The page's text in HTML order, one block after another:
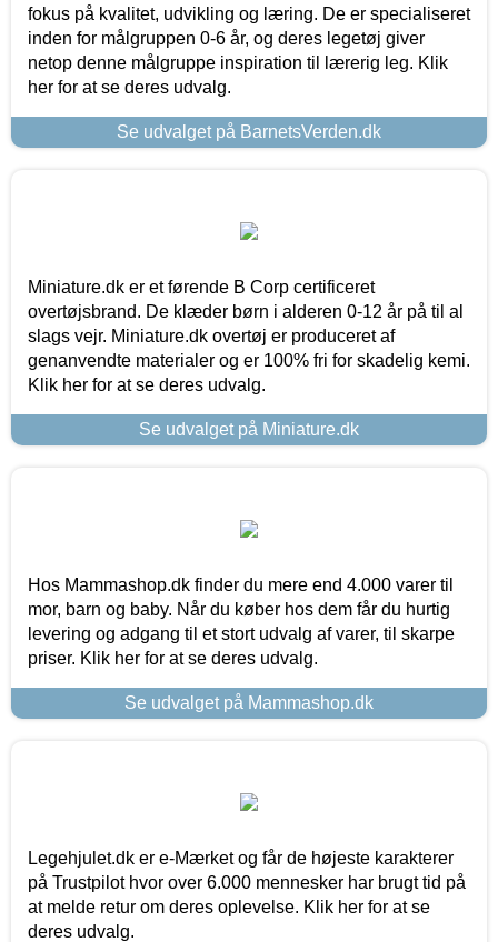
fokus på kvalitet, udvikling og læring. De er specialiseret
inden for målgruppen 0-6 år, og deres legetøj giver
netop denne målgruppe inspiration til lærerig leg. Klik
her for at se deres udvalg.
Se udvalget på BarnetsVerden.dk
Miniature.dk er et førende B Corp certificeret
overtøjsbrand. De klæder børn i alderen 0-12 år på til al
slags vejr. Miniature.dk overtøj er produceret af
genanvendte materialer og er 100% fri for skadelig kemi.
Klik her for at se deres udvalg.
Se udvalget på Miniature.dk
Hos Mammashop.dk finder du mere end 4.000 varer til
mor, barn og baby. Når du køber hos dem får du hurtig
levering og adgang til et stort udvalg af varer, til skarpe
priser. Klik her for at se deres udvalg.
Se udvalget på Mammashop.dk
Legehjulet.dk er e-Mærket og får de højeste karakterer
på Trustpilot hvor over 6.000 mennesker har brugt tid på
at melde retur om deres oplevelse. Klik her for at se
deres udvalg.